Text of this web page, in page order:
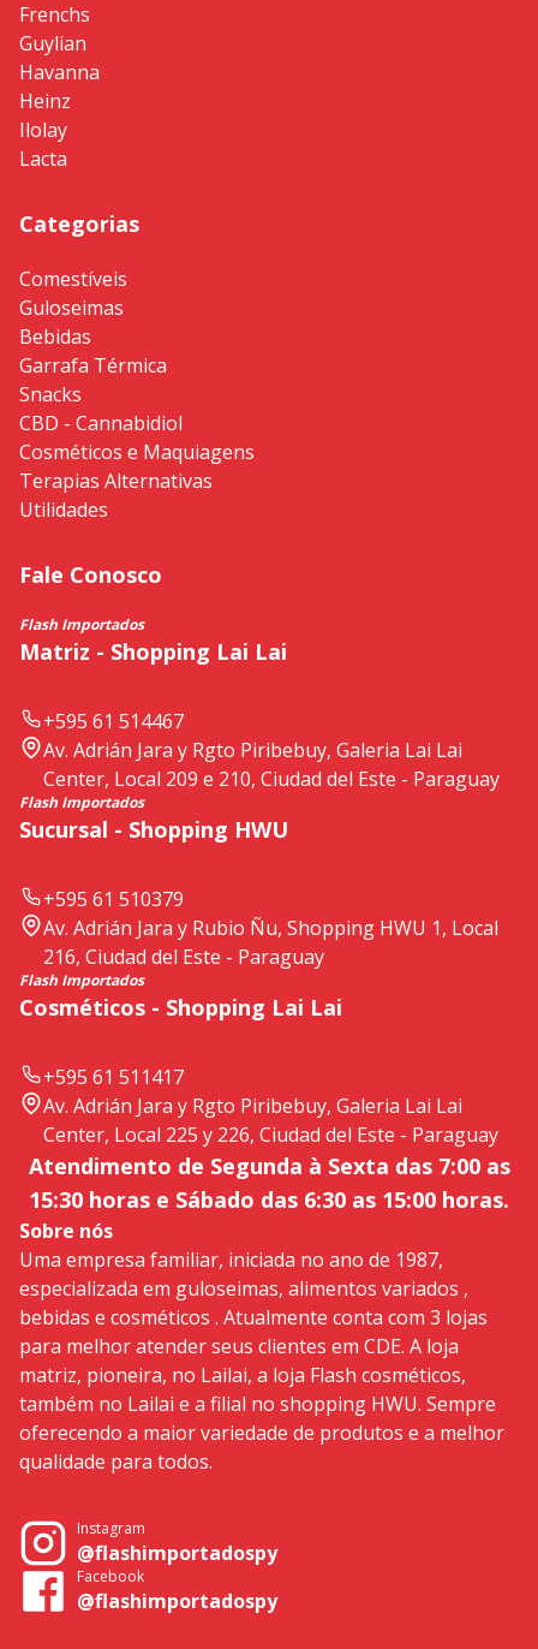
Frenchs
Guylian
Havanna
Heinz
Ilolay
Lacta
Categorias
Comestíveis
Guloseimas
Bebidas
Garrafa Térmica
Snacks
CBD - Cannabidiol
Cosméticos e Maquiagens
Terapias Alternativas
Utilidades
Fale Conosco
Flash Importados
Matriz - Shopping Lai Lai
+595 61 514467
Av. Adrián Jara y Rgto Piribebuy, Galeria Lai Lai
Center, Local 209 e 210, Ciudad del Este - Paraguay
Flash Importados
Sucursal - Shopping HWU
+595 61 510379
Av. Adrián Jara y Rubio Ñu, Shopping HWU 1, Local
216, Ciudad del Este - Paraguay
Flash Importados
Cosméticos - Shopping Lai Lai
+595 61 511417
Av. Adrián Jara y Rgto Piribebuy, Galeria Lai Lai
Center, Local 225 y 226, Ciudad del Este - Paraguay
Atendimento de Segunda à Sexta das 7:00 as
15:30 horas e Sábado das 6:30 as 15:00 horas.
Sobre nós
Uma empresa familiar, iniciada no ano de 1987,
especializada em guloseimas, alimentos variados ,
bebidas e cosméticos . Atualmente conta com 3 lojas
para melhor atender seus clientes em CDE. A loja
matriz, pioneira, no Lailai, a loja Flash cosméticos,
também no Lailai e a filial no shopping HWU. Sempre
oferecendo a maior variedade de produtos e a melhor
qualidade para todos.
Instagram
@flashimportadospy
Facebook
@flashimportadospy